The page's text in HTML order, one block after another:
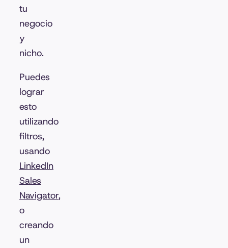
tu
negocio
y
nicho.
Puedes
lograr
esto
utilizando
filtros,
usando
LinkedIn
Sales
Navigator,
o
creando
un